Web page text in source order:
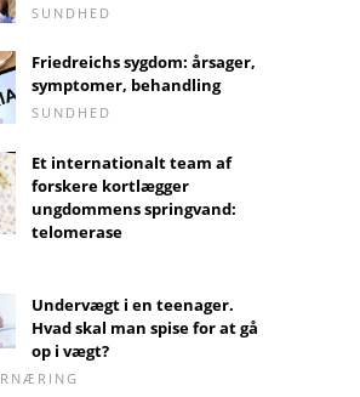
SUNDHED
Friedreichs sygdom: årsager,
symptomer, behandling
SUNDHED
Et internationalt team af
forskere kortlægger
ungdommens springvand:
telomerase
Undervægt i en teenager.
Hvad skal man spise for at gå
op i vægt?